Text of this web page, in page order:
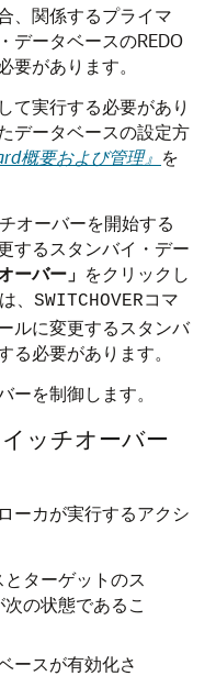
、関係するプライマ
データベースのREDO
要があります。
て実行する必要があり
データベースの設定方
概要および管理』 を
オーバーを開始する
するスタンバイ・デー
ーバー」 をクリックし
、 SWITCHOVERコマ
ルに変更するスタンバ
る必要があります。
ーを制御します。
ッチオーバー
ーカが実行するアクシ
ターゲットのス
の状態であるこ
ースが有効化さ